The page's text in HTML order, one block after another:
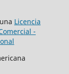
Licencia
-